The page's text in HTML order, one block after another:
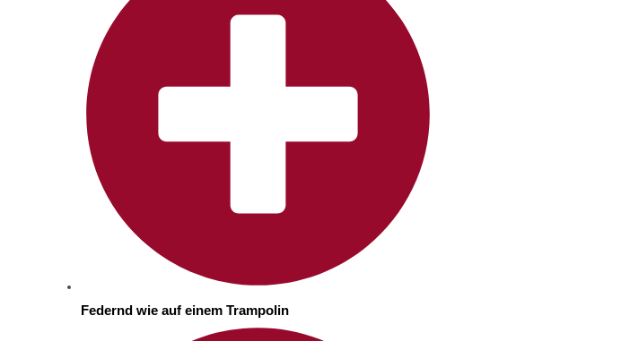
Federnd wie auf einem Trampolin